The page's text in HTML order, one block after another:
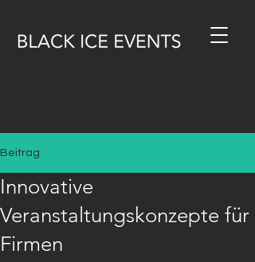
Beitrag
Innovative
Veranstaltungskonzepte für
Firmen